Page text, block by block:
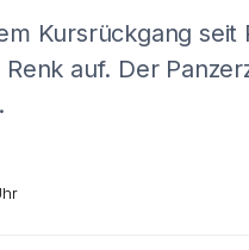
Kursrückgang
Renk auf. Der